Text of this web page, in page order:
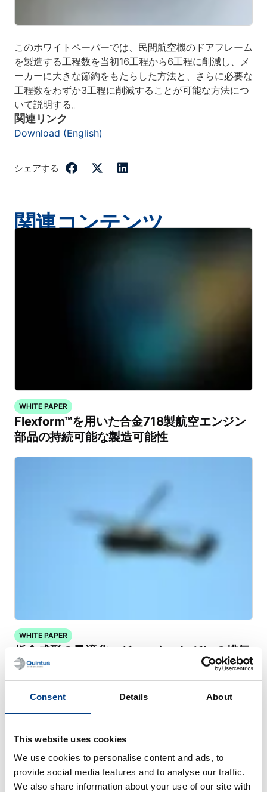
Consent Details About
This website uses cookies
We use cookies to personalise content and ads, to
provide social media features and to analyse our traffic.
We also share information about your use of our site with
このホワイトペーパーでは、民間航空機のドアフレーム
を製造する工程数を当初16工程から6工程に削減し、メ
ーカーに大きな節約をもたらした方法と、さらに必要な
工程数をわずか3工程に削減することが可能な方法につ
いて説明する。
関連リンク
Download (English)
シェアする
関連コンテンツ
WHITE PAPER
Flexform™を用いた合金718製航空エンジン
部品の持続可能な製造可能性
WHITE PAPER
板金成形の最適化 – ジェットエンジンの排気
ダクト